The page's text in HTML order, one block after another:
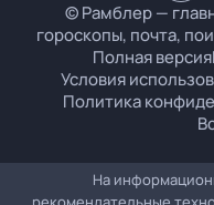
© Рамблер —
гороскопы, почта,
Полная версия
Условия
Политика
На